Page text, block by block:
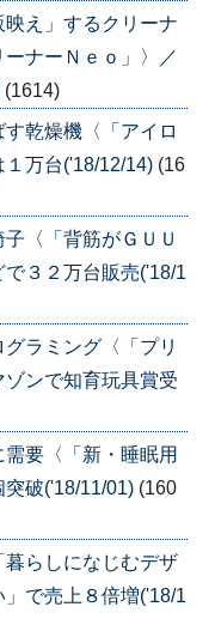
え」するクリーナ
ナーＮｅｏ」〉／
(1614)
乾燥機〈「アイロ
万台('18/12/14) (16
〈「背筋がＧＵＵ
３２万台販売('18/1
ラミング〈「プリ
ンで知育玩具賞受
要〈「新・睡眠用
破('18/11/01) (160
らしになじむデザ
で売上８倍増('18/1